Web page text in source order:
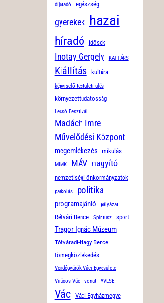
díjátadó
egészség
gyerekek hazai
híradó idősek
Inotay Gergely KATTÁRS
Kiállítás kultúra
képviselő-testületi ülés
környezettudatosság
Lecsó Fesztivál
Madách Imre
Művelődési Központ
megemlékezés mikulás
MIMK MÁV nagyító
nemzetiségi önkormányzatok
parkolás politika
programajánló pályázat
Rétvári Bence Spiritusz sport
Tragor Ignác Múzeum
Tótváradi-Nagy Bence
tömegközlekedés
Vendégvárók Váci Egyesülete
Virágos Vác
vonat VVLSE
Vác
Váci Egyházmegye